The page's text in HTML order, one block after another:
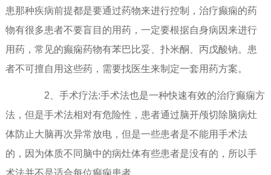
患那种疾病前提都是要通过药物来进行控制，治疗癫痫的药
物有很多患者不要盲目的用药，一定要根据自身病因来进行
用药，常见的癫痫药物有苯巴比妥、扑米酮、丙戊酸钠。患
者不可擅自用这些药，需要找医生来制定一套用药方案。
2、手术疗法:手术法也是一种快速有效的治疗癫痫方
法，但是手术法相对有危险性，患者通过脑开颅切除脑病灶
体防止大脑再次异常放电，但是一些患者是不能用手术法
的，因为体质不同脑中的病灶体有些患者是没有的，所以手